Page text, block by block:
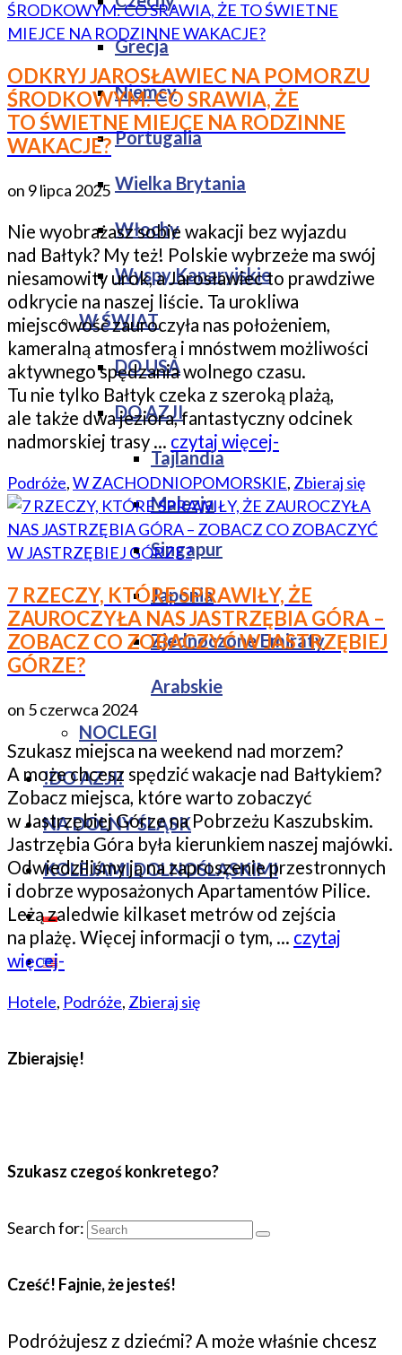
Grecja
Niemcy
Portugalia
Wielka Brytania
Włochy
Wyspy Kanaryjskie
W ŚWIAT
DO USA
DO AZJI
Tajlandia
Malezja
Singapur
Japonia
Zjednoczone Emiraty
Arabskie
NOCLEGI
!DO AZJI!
NA DOLNY ŚLĄSK
KOLEJAMI DOLNOŚLĄSKIMI
ODKRYJ JAROSŁAWIEC NA POMORZU
ŚRODKOWYM: CO SRAWIA, ŻE
TO ŚWIETNE MIEJCE NA RODZINNE
WAKACJE?
on 9 lipca 2025
Nie wyobrażasz sobie wakacji bez wyjazdu
nad Bałtyk? My też! Polskie wybrzeże ma swój
niesamowity urok, a Jarosławiec to prawdziwe
odkrycie na naszej liście. Ta urokliwa
miejscowość zauroczyła nas położeniem,
kameralną atmosferą i mnóstwem możliwości
aktywnego spędzania wolnego czasu.
Tu nie tylko Bałtyk czeka z szeroką plażą,
ale także dwa jeziora, fantastyczny odcinek
nadmorskiej trasy … czytaj więcej-
Podróże,W ZACHODNIOPOMORSKIE, Zbieraj się
7 RZECZY, KTÓRE SPRAWIŁY, ŻE
ZAUROCZYŁA NAS JASTRZĘBIA GÓRA –
ZOBACZ CO ZOBACZYĆ W JASTRZĘBIEJ
GÓRZE?
on 5 czerwca 2024
Szukasz miejsca na weekend nad morzem?
A może chcesz spędzić wakacje nad Bałtykiem?
Zobacz miejsca, które warto zobaczyć
w Jastrzębiej Górze na Pobrzeżu Kaszubskim.
Jastrzębia Góra była kierunkiem naszej majówki.
Odwiedziliśmy ją na zaproszenie przestronnych
i dobrze wyposażonych Apartamentów Pilice.
Leżą zaledwie kilkaset metrów od zejścia
na plażę. Więcej informacji o tym, … czytaj
więcej-
Hotele, Podróże, Zbieraj się
Zbierajsię!
Szukasz czegoś konkretego?
Search for:
Cześć! Fajnie, że jesteś!
Podróżujesz z dziećmi? A może właśnie chcesz